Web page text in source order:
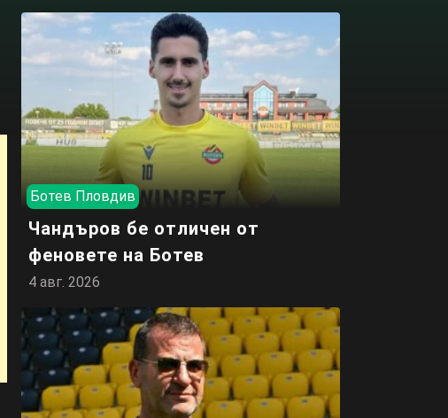
Ботев Пловдив
Чандъров бе отличен от
феновете на Ботев
4 авг. 2026